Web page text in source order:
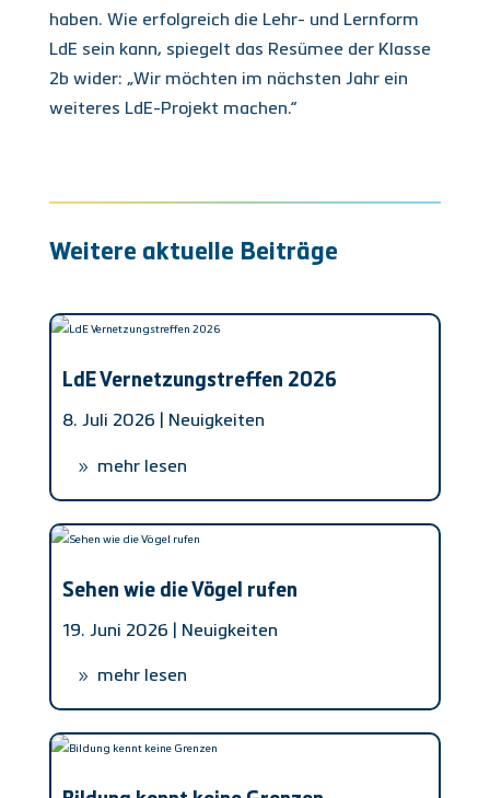
haben. Wie erfolgreich die Lehr- und Lernform
LdE sein kann, spiegelt das Resümee der Klasse
2b wider: „Wir möchten im nächsten Jahr ein
weiteres LdE-Projekt machen.“
Weitere aktuelle Beiträge
LdE Vernetzungstreffen 2026
8. Juli 2026 | Neuigkeiten
mehr lesen
Sehen wie die Vögel rufen
19. Juni 2026 | Neuigkeiten
mehr lesen